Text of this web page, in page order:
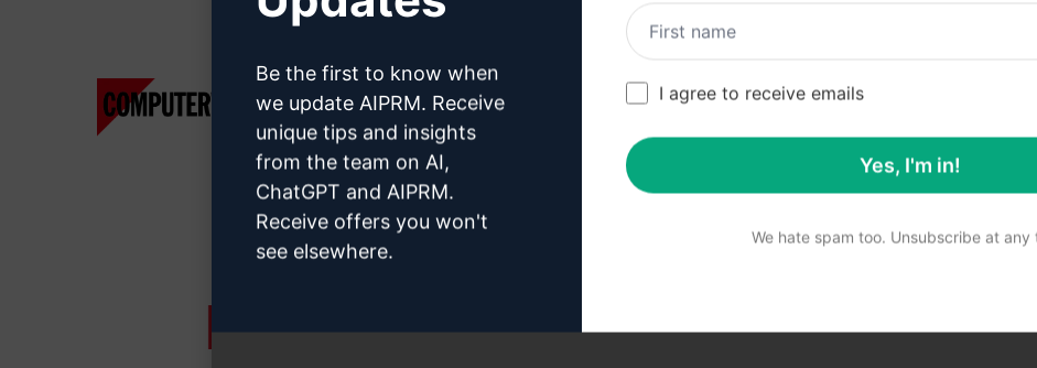
View Media Link 1
View Media Link 1
Forbes
View Media Link 1
View Media Link 3
View Media Link 4
View Media Link 4
View Media Link 6
Liverpool Echo UK
Be the first to know when
we update AIPRM. Receive
unique tips and insights
from the team on AI,
ChatGPT and AIPRM.
Receive offers you won't
see elsewhere.
I agree to receive emails
Yes, I'm in!
We hate spam too. Unsubscribe at any